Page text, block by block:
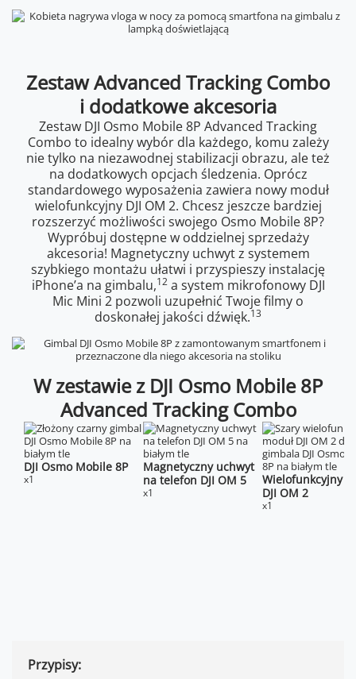
Zestaw Advanced Tracking Combo
i dodatkowe akcesoria
Zestaw DJI Osmo Mobile 8P Advanced Tracking
Combo to idealny wybór dla każdego, komu zależy
nie tylko na niezawodnej stabilizacji obrazu, ale też
na dodatkowych opcjach śledzenia. Oprócz
standardowego wyposażenia zawiera nowy moduł
wielofunkcyjny DJI OM 2. Chcesz jeszcze bardziej
rozszerzyć możliwości swojego Osmo Mobile 8P?
Wypróbuj dostępne w oddzielnej sprzedaży
akcesoria! Magnetyczny uchwyt z systemem
szybkiego montażu ułatwi i przyspieszy instalację
iPhone’a na gimbalu,12a system mikrofonowy DJI
Mic Mini 2 pozwoli uzupełnić Twoje filmy o
doskonałej jakości dźwięk.13
W zestawie z DJI Osmo Mobile 8P
Advanced Tracking Combo
DJI Osmo Mobile 8P
x1
Magnetyczny uchwyt
na telefon DJI OM 5
x1
Wielofunkcyjny
DJI OM 2
x1
Przypisy: